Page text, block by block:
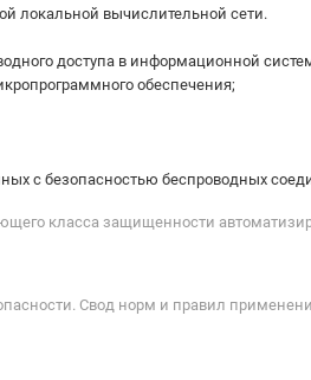
локальной вычислительной сети.
доступа в информационной
обеспечения;
с безопасностью беспроводных
класса защищенности
Свод норм и правил